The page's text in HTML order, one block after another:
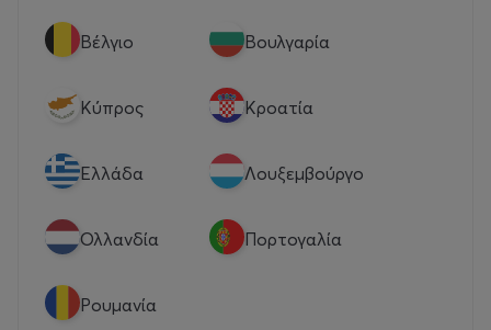
Βέλγιο Βουλγαρία
Κύπρος Κροατία
Eλλάδα Λουξεμβούργο
Ολλανδία Πορτογαλία
Ρουμανία